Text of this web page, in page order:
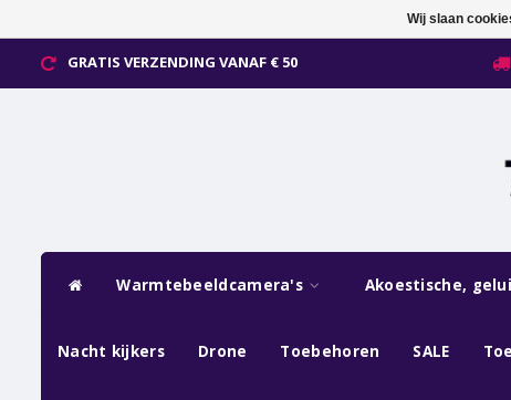
GRATIS VERZENDING VANAF € 50
Warmtebeeldcamera's Akoestische,
Nacht kijkers Drone Toebehoren SALE
Wij slaan